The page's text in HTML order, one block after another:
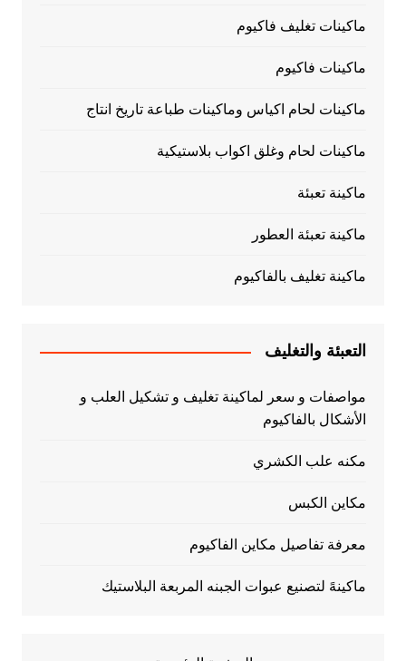
ماكينات تغليف فاكيوم
ماكينات فاكيوم
ماكينات لحام اكياس وماكينات طباعة تاريخ انتاج
ماكينات لحام وغلق اكواب بلاستيكية
ماكينة تعبئة
ماكينة تعبئة العطور
ماكينة تغليف بالفاكيوم
التعبئة والتغليف
مواصفات و سعر لماكينة تغليف و تشكيل العلب و
الأشكال بالفاكيوم
مكنه علب الكشري
مكاين الكبس
معرفة تفاصيل مكاين الفاكيوم
ماكينهً لتصنيع عبوات الجبنه المربعة البلاستيك